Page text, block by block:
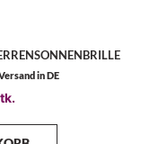
in DE